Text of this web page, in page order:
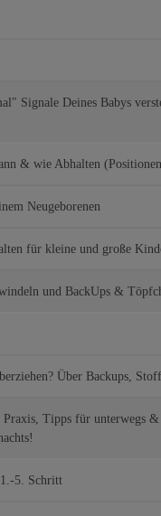
Signale Deines Babys
& wie Abhalten
Neugeborenen
für kleine und große
und BackUps &
Über Backups,
Tipps für unterwegs
5. Schritt